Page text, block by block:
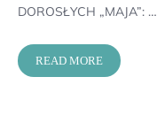
DOROSŁYCH „MAJA”: …
READ MORE